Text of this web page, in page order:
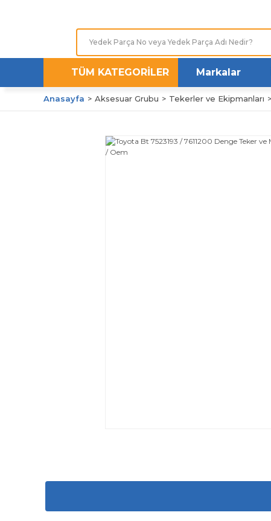
TÜM KATEGORİLER Markalar
Anasayfa Aksesuar Grubu Tekerler ve Ekipmanları